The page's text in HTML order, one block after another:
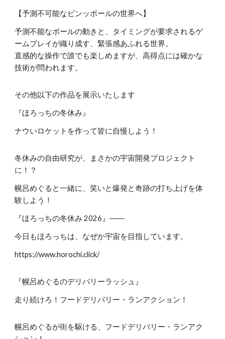
【予測不可能なビンッボールの世界へ】
予測不能なボールの動きと、タイミングが要求されるゲ
ームプレイが織り成す、緊張感あふれる世界。
直感的な操作で誰でも楽しめますが、高得点には確かな
技術が問われます。
その他以下の作品を展示いたします
『ほろっちの冬休み』
​ナウいロケットを作って皆に自慢しよう！
冬休みの自由研究が、まさかの宇宙開発プロジェクト
に！？
幌呂めぐると一緒に、笑いと爆発と奇跡の打ち上げを体
験しよう！
『ほろっちの冬休み 2026』――
今日もほろっちは、なぜか宇宙を目指しています。
https://www.horochi.click/
『幌呂めぐるのデリバリーラッシュ』
走り続けろ！フードデリバリー・ランアクション！
幌呂めぐるが街を駆ける、フードデリバリー・ランアク